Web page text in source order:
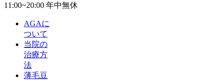
11:00~20:00 年中無休
AGAに
ついて
当院の
治療方
法
薄毛豆